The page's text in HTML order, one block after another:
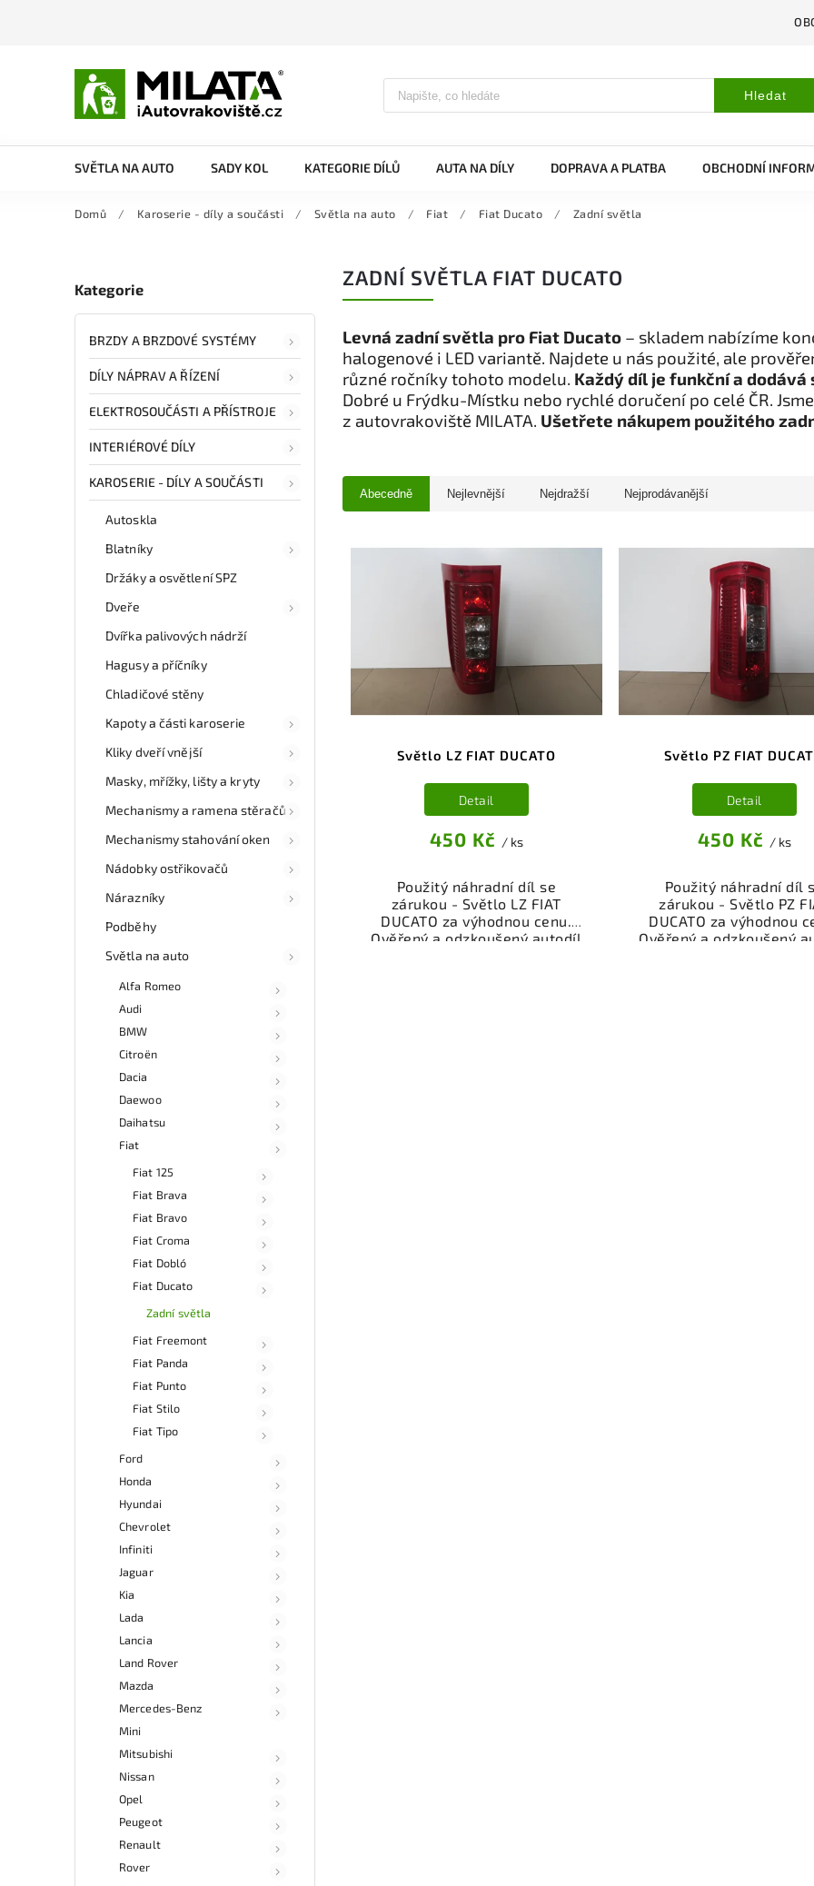
Hledat
SVĚTLA NA AUTO SADY KOL KATEGORIE DÍLŮ AUTA NA DÍLY DOPRAVA A PLATBA OBCHODNÍ
Domů / Karoserie - díly a součásti / Světla na auto / Fiat / Fiat Ducato / Zadní světla
Kategorie
BRZDY A BRZDOVÉ SYSTÉMY
DÍLY NÁPRAV A ŘÍZENÍ
ELEKTROSOUČÁSTI A PŘÍSTROJE
INTERIÉROVÉ DÍLY
KAROSERIE - DÍLY A SOUČÁSTI
Autoskla
Blatníky
Držáky a osvětlení SPZ
Dveře
Dvířka palivových nádrží
Hagusy a příčníky
Chladičové stěny
Kapoty a části karoserie
Kliky dveří vnější
Masky, mřížky, lišty a kryty
Mechanismy a ramena stěračů
Mechanismy stahování oken
Nádobky ostřikovačů
Nárazníky
Podběhy
Světla na auto
Alfa Romeo
Audi
BMW
Citroën
Dacia
Daewoo
Daihatsu
Fiat
Fiat 125
Fiat Brava
Fiat Bravo
Fiat Croma
Fiat Dobló
Fiat Ducato
Zadní světla
Fiat Freemont
Fiat Panda
Fiat Punto
Fiat Stilo
Fiat Tipo
Ford
Honda
Hyundai
Chevrolet
Infiniti
Jaguar
Kia
Lada
Lancia
Land Rover
Mazda
Mercedes-Benz
Mini
Mitsubishi
Nissan
Opel
Peugeot
Renault
Rover
ZADNÍ SVĚTLA FIAT DUCATO
Levná zadní světla pro Fiat Ducato – skladem nabízíme
halogenové i LED variantě. Najdete u nás použité, ale
různé ročníky tohoto modelu. Každý díl je funkční a dodává
Dobré u Frýdku-Místku nebo rychlé doručení po celé ČR.
z autovrakoviště MILATA. Ušetřete nákupem použitého
Abecedně Nejlevnější Nejdražší Nejprodávanější
Světlo LZ FIAT DUCATO
450 Kč / ks
Detail
Použitý náhradní díl se
zárukou - Světlo LZ FIAT
DUCATO za výhodnou cenu.
Ověřený a odzkoušený autodíl
Světlo PZ FIAT
450 Kč / ks
Detail
Použitý náhradní díl
zárukou - Světlo PZ
DUCATO za výhodnou
Ověřený a odzkoušený